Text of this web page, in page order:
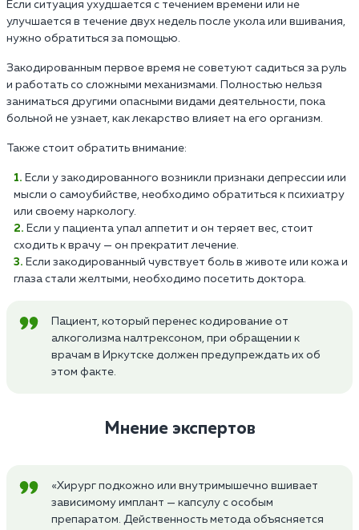
Если ситуация ухудшается с течением времени или не
улучшается в течение двух недель после укола или вшивания,
нужно обратиться за помощью.
Закодированным первое время не советуют садиться за руль
и работать со сложными механизмами. Полностью нельзя
заниматься другими опасными видами деятельности, пока
больной не узнает, как лекарство влияет на его организм.
Также стоит обратить внимание:
Если у закодированного возникли признаки депрессии или
мысли о самоубийстве, необходимо обратиться к психиатру
или своему наркологу.
Если у пациента упал аппетит и он теряет вес, стоит
сходить к врачу — он прекратит лечение.
Если закодированный чувствует боль в животе или кожа и
глаза стали желтыми, необходимо посетить доктора.
Пациент, который перенес кодирование от
алкоголизма налтрексоном, при обращении к
врачам в Иркутске должен предупреждать их об
этом факте.
Мнение экспертов
«Хирург подкожно или внутримышечно вшивает
зависимому имплант — капсулу с особым
препаратом. Действенность метода объясняется